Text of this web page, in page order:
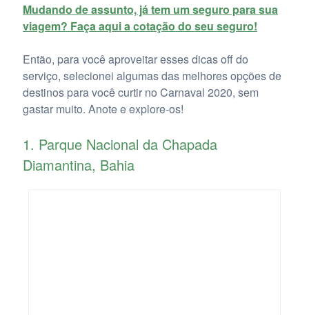
Mudando de assunto, já tem um seguro para sua
viagem? Faça aqui a cotação do seu seguro!
Então, para você aproveitar esses dicas off do
serviço, selecionei algumas das melhores opções de
destinos para você curtir no Carnaval 2020, sem
gastar muito. Anote e explore-os!
1. Parque Nacional da Chapada
Diamantina, Bahia